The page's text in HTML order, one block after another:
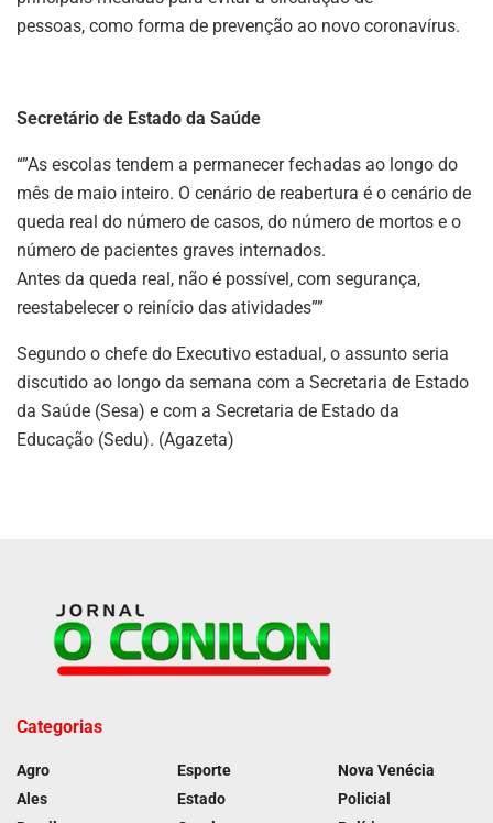
pessoas, como forma de prevenção ao novo coronavírus.
Secretário de Estado da Saúde
“”As escolas tendem a permanecer fechadas ao longo do
mês de maio inteiro. O cenário de reabertura é o cenário de
queda real do número de casos, do número de mortos e o
número de pacientes graves internados.
Antes da queda real, não é possível, com segurança,
reestabelecer o reinício das atividades””
Segundo o chefe do Executivo estadual, o assunto seria
discutido ao longo da semana com a Secretaria de Estado
da Saúde (Sesa) e com a Secretaria de Estado da
Educação (Sedu). (Agazeta)
Categorias
Agro
Ales
Esporte
Estado
Nova Venécia
Policial